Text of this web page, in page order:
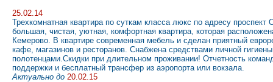
25.02.14
Трехкомнатная квартира по суткам класса люкс по адресу проспект
большая, чистая, уютная, комфортная квартира, которая
Кемерово. В квартире современная мебель и сделан приятный
кафе, магазинов и ресторанов. Снабжена средствами личной
полотенцами.Скидки при длительном проживании! Отчетность
поддержки и бесплатный трансфер из аэропорта или вокзала.
Актуально до 20.02.15